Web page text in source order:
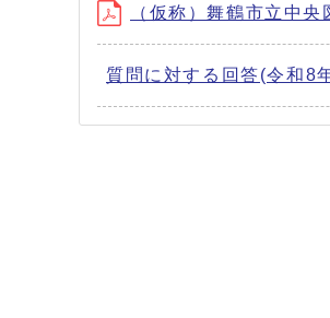
（仮称）舞鶴市立中
質問に対する回答(令和8